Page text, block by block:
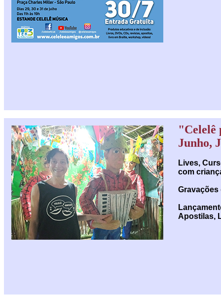
"Celelê
Junho,
Lives,
com
Gravações
Apostilas,